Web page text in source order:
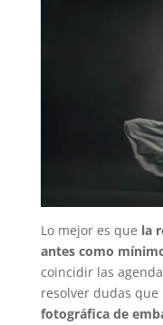
Lo mejor es que la
antes como
coincidir las
resolver dudas
fotográfica de